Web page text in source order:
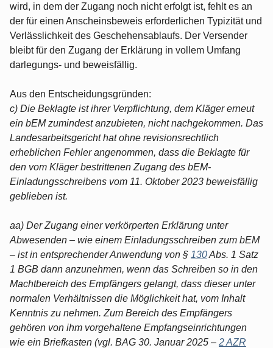
wird, in dem der Zugang noch nicht erfolgt ist, fehlt es an
der für einen Anscheinsbeweis erforderlichen Typizität und
Verlässlichkeit des Geschehensablaufs. Der Versender
bleibt für den Zugang der Erklärung in vollem Umfang
darlegungs- und beweisfällig.
Aus den Entscheidungsgründen:
c) Die Beklagte ist ihrer Verpflichtung, dem Kläger erneut
ein bEM zumindest anzubieten, nicht nachgekommen. Das
Landesarbeitsgericht hat ohne revisionsrechtlich
erheblichen Fehler angenommen, dass die Beklagte für
den vom Kläger bestrittenen Zugang des bEM-
Einladungsschreibens vom 11. Oktober 2023 beweisfällig
geblieben ist.
aa) Der Zugang einer verkörperten Erklärung unter
Abwesenden – wie einem Einladungsschreiben zum bEM
– ist in entsprechender Anwendung von § 130Abs. 1 Satz
1 BGB dann anzunehmen, wenn das Schreiben so in den
Machtbereich des Empfängers gelangt, dass dieser unter
normalen Verhältnissen die Möglichkeit hat, vom Inhalt
Kenntnis zu nehmen. Zum Bereich des Empfängers
gehören von ihm vorgehaltene Empfangseinrichtungen
wie ein Briefkasten (vgl. BAG 30. Januar 2025 – 2 AZR